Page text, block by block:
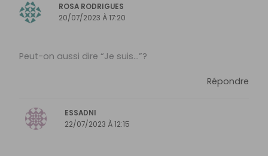
ROSA RODRIGUES
20/07/2023 À 17:20
Peut-on aussi dire “Je suis…”?
Répondre
ESSADNI
22/07/2023 À 12:15